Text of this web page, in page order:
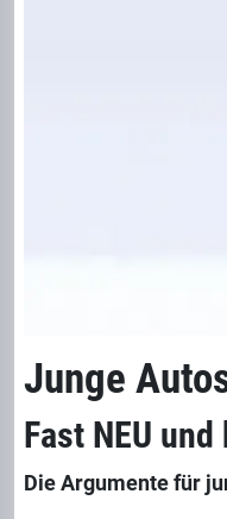
Junge
Fast NEU
Die Argumente für